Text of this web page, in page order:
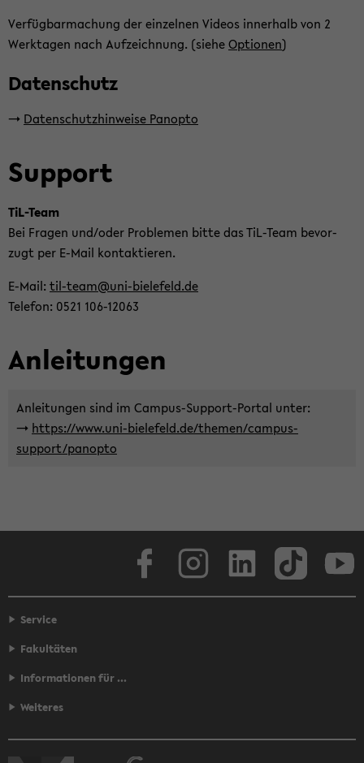
Ver­füg­bar­ma­chung der ein­zel­nen Vi­de­os in­ner­halb von 2
Werk­ta­gen nach Auf­zeich­nung. (sieheOp­tio­nen)
Da­ten­schutz
-> Da­ten­schutz­hin­wei­se Pan­op­to
Sup­port
TiL-​Team
Bei Fra­gen und/oder Pro­ble­men bitte das TiL-​Team be­vor­
zugt per E-​Mail kon­tak­tie­ren.
E-​Mail: til-​team@uni-​bielefeld.de
Te­le­fon: 0521 106-​12063
An­lei­tun­gen
An­lei­tun­gen sind im Campus-​Support-Portal unter:
-> https://www.uni-​bielefeld.de/the­men/campus-​
support/pan­op­to
Face­book
Service
Fakultäten
Informationen für ...
Weiteres